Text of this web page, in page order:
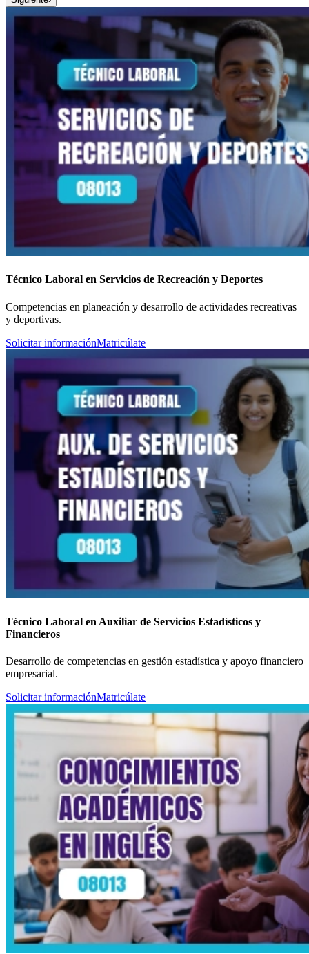
Técnico Laboral en Servicios de Recreación y Deportes
Competencias en planeación y desarrollo de actividades recreativas
y deportivas.
Solicitar informaciónMatricúlate
Técnico Laboral en Auxiliar de Servicios Estadísticos y
Financieros
Desarrollo de competencias en gestión estadística y apoyo financiero
empresarial.
Solicitar informaciónMatricúlate